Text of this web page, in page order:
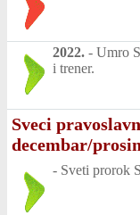
2022. - Umro
i trener.
Sveci
decembar/
- Sveti prorok